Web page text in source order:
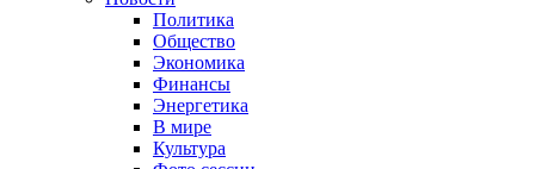
Политика
Общество
Экономика
Финансы
Энергетика
В мире
Культура